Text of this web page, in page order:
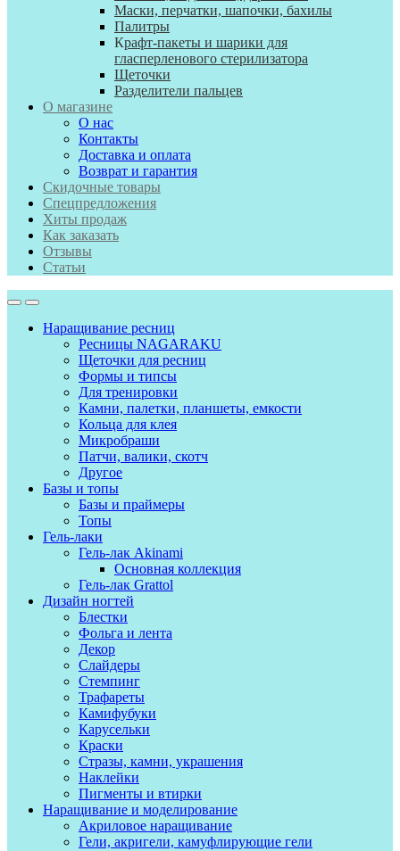
Маски, перчатки, шапочки, бахилы
Палитры
Крафт-пакеты и шарики для
гласперленового стерилизатора
Щеточки
Разделители пальцев
О магазине
О нас
Контакты
Доставка и оплата
Возврат и гарантия
Скидочные товары
Спецпредложения
Хиты продаж
Как заказать
Отзывы
Статьи
Наращивание ресниц
Ресницы NAGARAKU
Щеточки для ресниц
Формы и типсы
Для тренировки
Камни, палетки, планшеты, емкости
Кольца для клея
Микробраши
Патчи, валики, скотч
Другое
Базы и топы
Базы и праймеры
Топы
Гель-лаки
Гель-лак Akinami
Основная коллекция
Гель-лак Grattol
Дизайн ногтей
Блестки
Фольга и лента
Декор
Слайдеры
Стемпинг
Трафареты
Камифубуки
Карусельки
Краски
Стразы, камни, украшения
Наклейки
Пигменты и втирки
Наращивание и моделирование
Акриловое наращивание
Гели, акригели, камуфлирующие гели